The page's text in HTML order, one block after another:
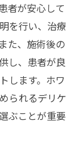
者が安心して
を行い、治療
た、施術後の
し、患者が良
します。ホワ
られるデリケ
ぶことが重要